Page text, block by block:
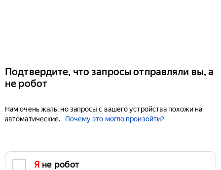
Подтвердите, что запросы отправляли вы, а
не робот
Нам очень жаль, но запросы с вашего устройства похожи на
автоматические.
Почему это могло произойти?
Я не робот